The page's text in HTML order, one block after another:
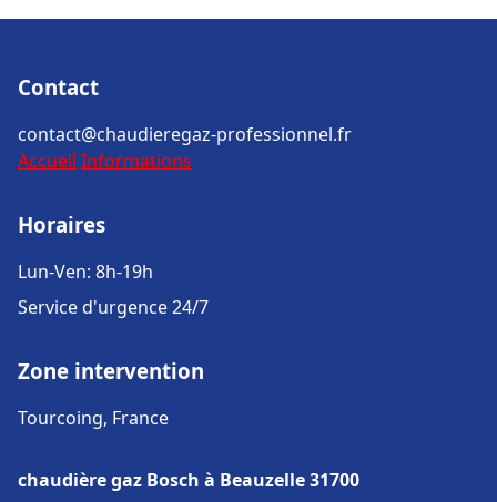
Contact
contact@chaudieregaz-professionnel.fr
Accueil Informations
Horaires
Lun-Ven: 8h-19h
Service d'urgence 24/7
Zone intervention
Tourcoing, France
chaudière gaz Bosch à Beauzelle 31700